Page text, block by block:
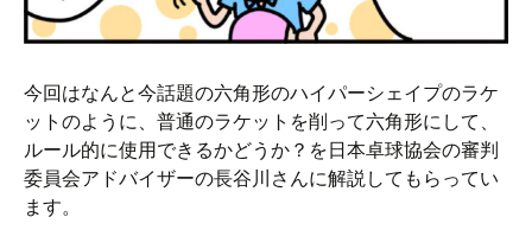
今回はなんと今話題の六角形のハイパーシェイプのラケ
ットのように、普通のラケットを削って六角形にして、
ルール的に使用できるかどうか？を日本卓球協会の審判
委員会アドバイザーの長谷川さんに解説してもらってい
ます。